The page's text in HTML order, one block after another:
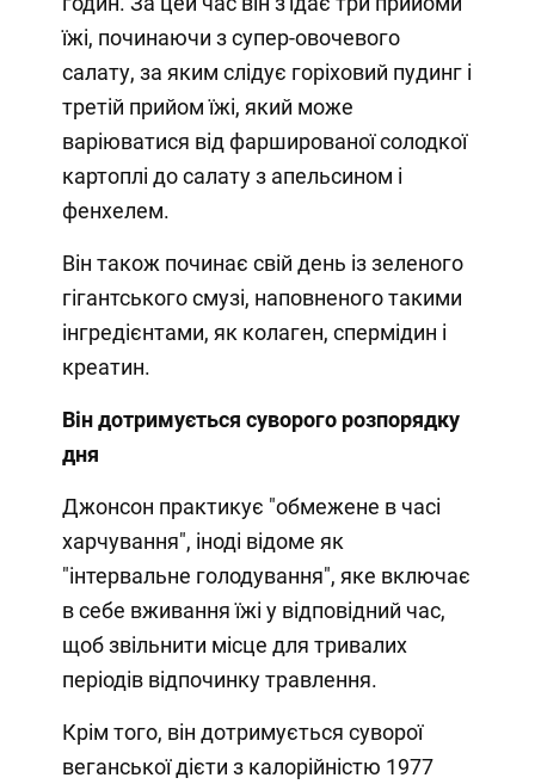
їжі, починаючи з супер-овочевого
салату, за яким слідує горіховий пудинг і
третій прийом їжі, який може
варіюватися від фаршированої солодкої
картоплі до салату з апельсином і
фенхелем.
Він також починає свій день із зеленого
гігантського смузі, наповненого такими
інгредієнтами, як колаген, спермідин і
креатин.
Він дотримується суворого розпорядку
дня
Джонсон практикує "обмежене в часі
харчування", іноді відоме як
"інтервальне голодування", яке включає
в себе вживання їжі у відповідний час,
щоб звільнити місце для тривалих
періодів відпочинку травлення.
Крім того, він дотримується суворої
веганської дієти з калорійністю 1977